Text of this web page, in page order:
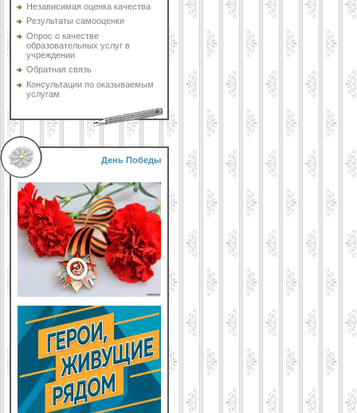
Независимая оценка качества
Результаты самооценки
Опрос о качестве
образовательных услуг в
учреждении
Обратная связь
Консультации по оказываемым
услугам
День Победы